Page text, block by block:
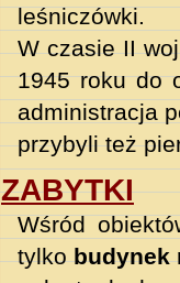
leśniczówki.
W czasie II
1945 roku do
administracja
przybyli też
ZABYTKI
Wśród
tylkobudynek